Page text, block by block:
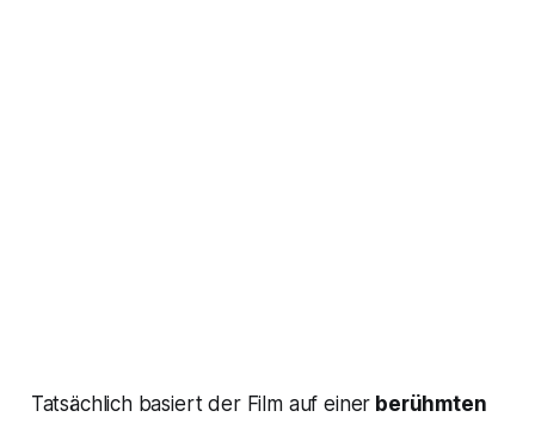
Tatsächlich basiert der Film auf einer berühmten